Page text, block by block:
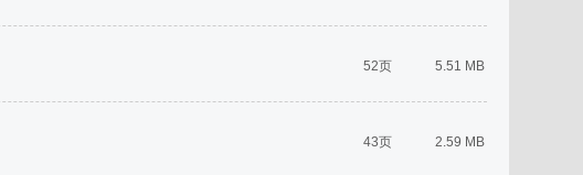
5.51 MB
52页
2.59 MB
43页